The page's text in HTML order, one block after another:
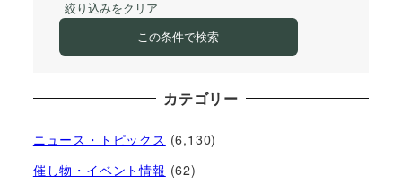
絞り込みをクリア
この条件で検索
カテゴリー
ニュース・トピックス (6,130)
催し物・イベント情報 (62)